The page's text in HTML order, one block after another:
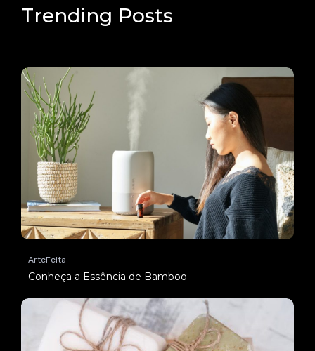
Trending Posts
ArteFeita
Conheça a Essência de Bamboo